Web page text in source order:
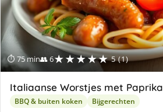
⏱ 75 min👥 6★★★★★ 5 (1)
Italiaanse Worstjes met Paprika
BBQ & buiten koken Bijgerechten